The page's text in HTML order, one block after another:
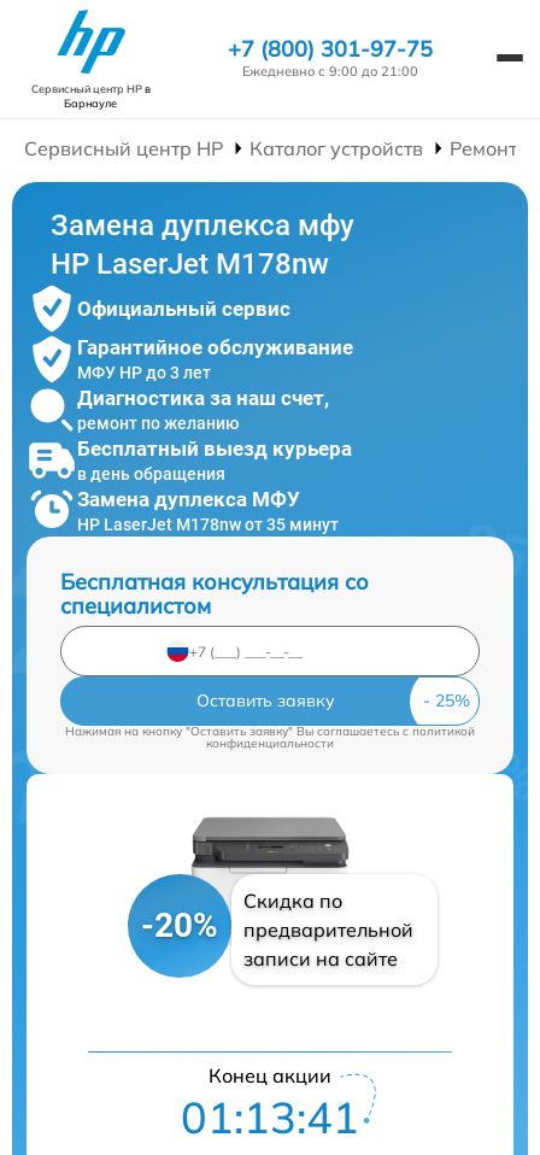
Сервисный центр HPв
Барнауле
+7 (800) 301-97-75
Ежедневно с 9:00 до 21:00
Сервисный центр HP Каталог устройств Ремонт
Замена дуплекса мфу
HP LaserJet M178nw
Официальный сервис
Гарантийное обслуживание
МФУ HP до 3 лет
Диагностика за наш счет,
ремонт по желанию
Бесплатный выезд курьера
в день обращения
Замена дуплекса МФУ
HP LaserJet M178nw от 35 минут
Бесплатная консультация со
специалистом
Оставить заявку
Нажимая на кнопку "Оставить заявку" Вы соглашаетесь cполитикой
конфиденциальности
-20%
Скидка по
предварительной
записи на сайте
Конец акции
01:13:40